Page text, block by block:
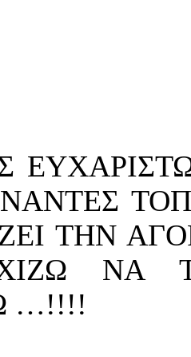
ΤΗΝ
ΝΑ
…!!!!